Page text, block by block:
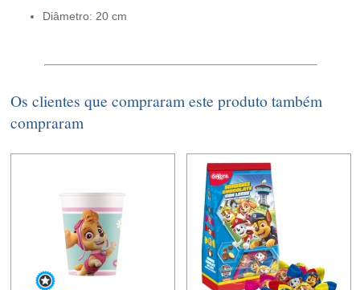
Diâmetro: 20 cm
Os clientes que compraram este produto também
compraram